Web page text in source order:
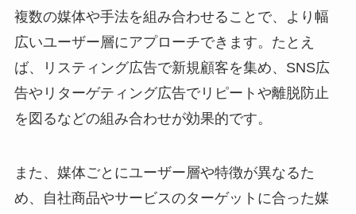
複数の媒体や手法を組み合わせることで、より幅
広いユーザー層にアプローチできます。たとえ
ば、リスティング広告で新規顧客を集め、SNS広
告やリターゲティング広告でリピートや離脱防止
を図るなどの組み合わせが効果的です。
また、媒体ごとにユーザー層や特徴が異なるた
め、自社商品やサービスのターゲットに合った媒